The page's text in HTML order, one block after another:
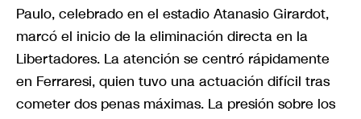
Paulo, celebrado en el estadio Atanasio Girardot,
marcó el inicio de la eliminación directa en la
Libertadores. La atención se centró rápidamente
en Ferraresi, quien tuvo una actuación difícil tras
cometer dos penas máximas. La presión sobre los